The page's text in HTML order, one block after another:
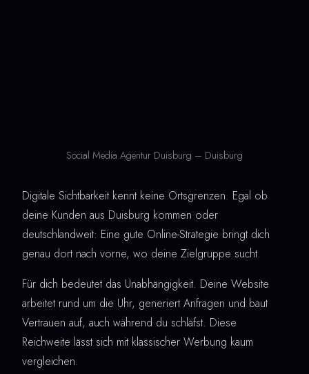
Social Media Agentur Duisburg – Duisburg
Digitale Sichtbarkeit kennt keine Ortsgrenzen. Egal ob
deine Kunden aus Duisburg kommen oder
deutschlandweit: Eine gute Online-Strategie bringt dich
genau dort nach vorne, wo deine Zielgruppe sucht.
Für dich bedeutet das Unabhängigkeit. Deine Website
arbeitet rund um die Uhr, generiert Anfragen und baut
Vertrauen auf, auch während du schläfst. Diese
Reichweite lässt sich mit klassischer Werbung kaum
vergleichen.